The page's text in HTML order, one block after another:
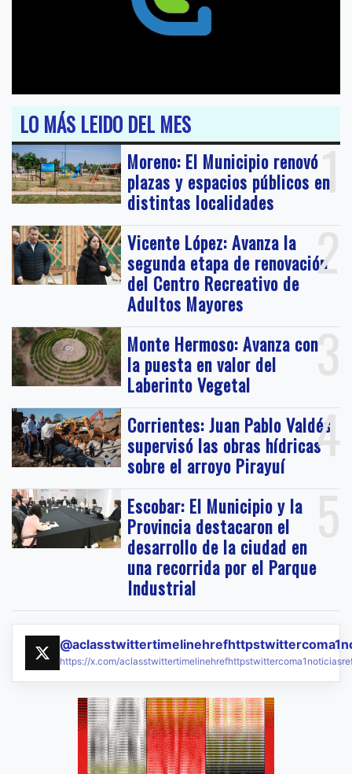
LO MÁS LEIDO DEL MES
1
Moreno: El Municipio renovó
plazas y espacios públicos en
distintas localidades
2
Vicente López: Avanza la
segunda etapa de renovación
del Centro Recreativo de
Adultos Mayores
3
Monte Hermoso: Avanza con
la puesta en valor del
Laberinto Vegetal
4
Corrientes: Juan Pablo Valdés
supervisó las obras hídricas
sobre el arroyo Pirayuí
5
Escobar: El Municipio y la
Provincia destacaron el
desarrollo de la ciudad en
una recorrida por el Parque
Industrial
https://x.com/